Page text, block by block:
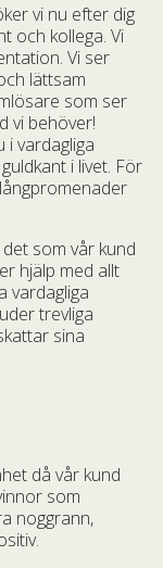
vi nu efter dig
och kollega. Vi
Vi ser
lättsam
som ser
vi behöver!
vardagliga
i livet. För
som vår kund
hjälp med allt
vardagliga
trevliga
sina
då vår kund
som
noggrann,